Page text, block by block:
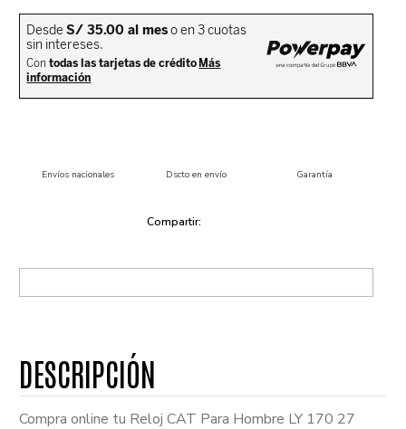
Envíos nacionales Dscto en envío Garantía
Compra online tu Reloj CAT Para Hombre LY 170 27